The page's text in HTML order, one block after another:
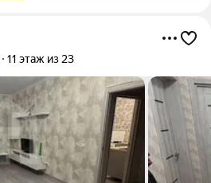
11 этаж из 23